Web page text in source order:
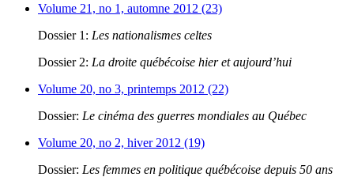
Volume 21, no 1, automne 2012 (23)
Dossier 1: Les nationalismes celtes
Dossier 2: La droite québécoise hier et aujourd’hui
Volume 20, no 3, printemps 2012 (22)
Dossier: Le cinéma des guerres mondiales au Québec
Volume 20, no 2, hiver 2012 (19)
Dossier: Les femmes en politique québécoise depuis 50 ans